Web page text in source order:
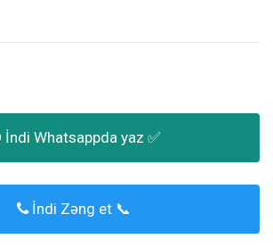
İndi Whatsappda yaz ✅
İndi Zəng et 📞